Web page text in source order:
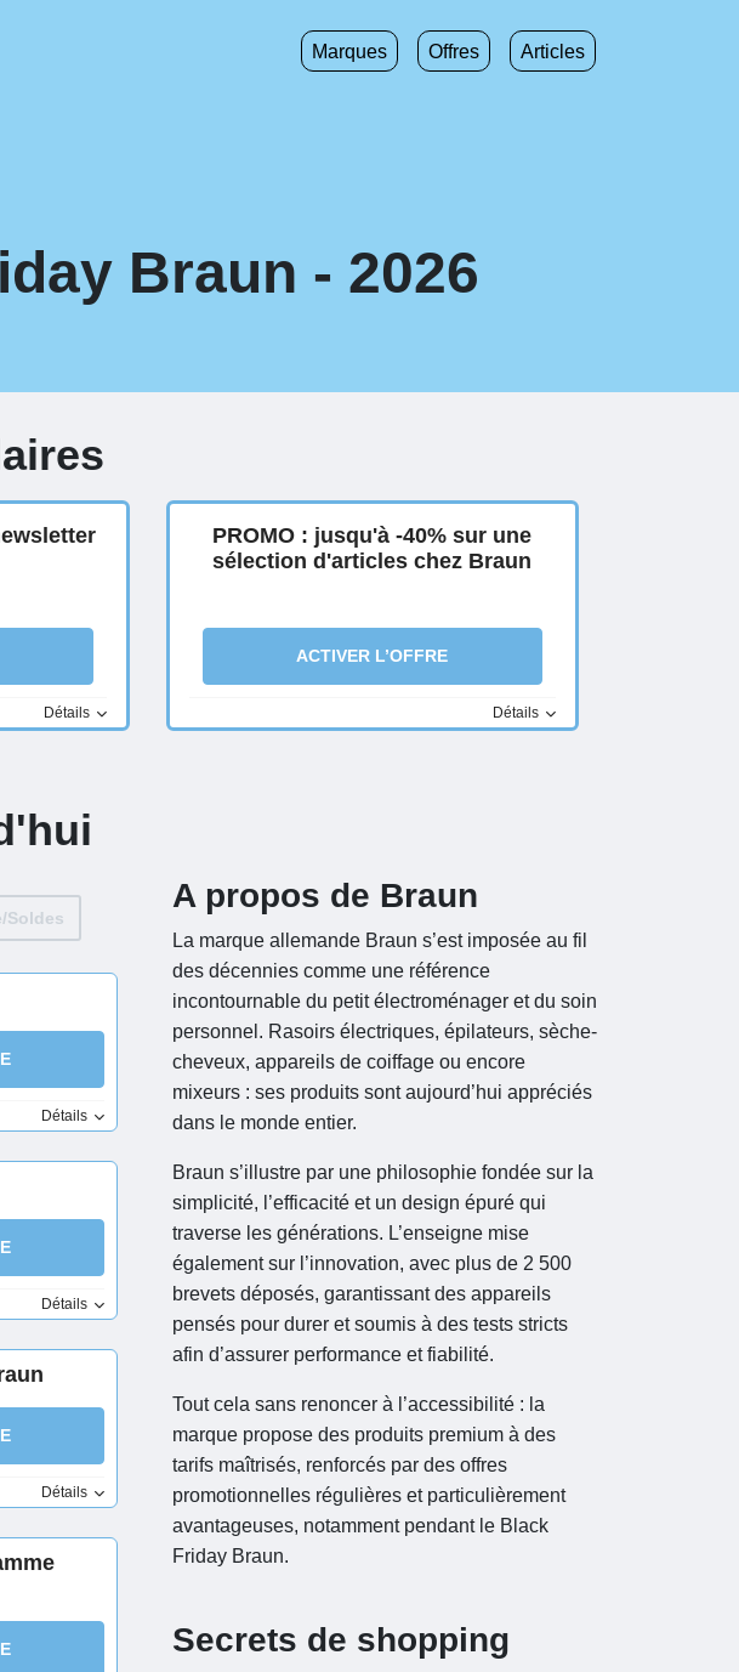
Marques Offres Articles
Braun - 2026
Détails
PROMO : jusqu'à -40% sur une
sélection d'articles chez Braun
ACTIVER L’OFFRE
Détails
Soldes
Détails
Détails
Détails
A propos de Braun
La marque allemande Braun s’est imposée au fil
des décennies comme une référence
incontournable du petit électroménager et du soin
personnel. Rasoirs électriques, épilateurs, sèche-
cheveux, appareils de coiffage ou encore
mixeurs : ses produits sont aujourd’hui appréciés
dans le monde entier.
Braun s’illustre par une philosophie fondée sur la
simplicité, l’efficacité et un design épuré qui
traverse les générations. L’enseigne mise
également sur l’innovation, avec plus de 2 500
brevets déposés, garantissant des appareils
pensés pour durer et soumis à des tests stricts
afin d’assurer performance et fiabilité.
Tout cela sans renoncer à l’accessibilité : la
marque propose des produits premium à des
tarifs maîtrisés, renforcés par des offres
promotionnelles régulières et particulièrement
avantageuses, notamment pendant le Black
Friday Braun.
Secrets de shopping